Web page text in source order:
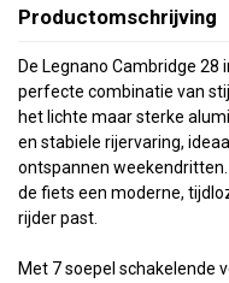
Productomschrijving
De Legnano Cambridge
perfecte combinatie van
het lichte maar sterke
en stabiele rijervaring,
ontspannen
de fiets een moderne,
rijder past.
Met 7 soepel schakelende